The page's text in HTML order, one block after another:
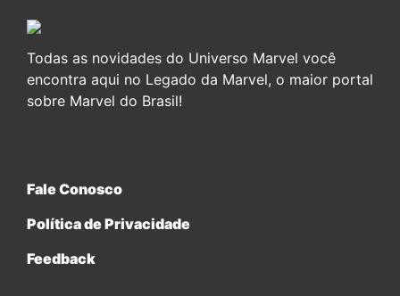
Todas as novidades do Universo Marvel você
encontra aqui no Legado da Marvel, o maior portal
sobre Marvel do Brasil!
Fale Conosco
Política de Privacidade
Feedback